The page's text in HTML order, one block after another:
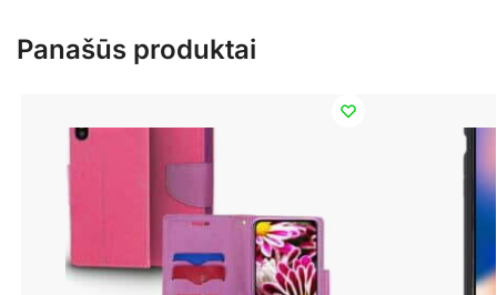
Panašūs produktai